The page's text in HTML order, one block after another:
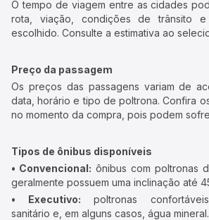
O tempo de viagem entre as cidades
rota, viação, condições de trânsito
escolhido. Consulte a estimativa ao
Preço da passagem
Os preços das passagens variam de
data, horário e tipo de poltrona. Confira
no momento da compra, pois podem
Tipos de ônibus disponíveis
• Convencional: ônibus com poltronas
geralmente possuem uma inclinação até
• Executivo: poltronas
sanitário e, em alguns casos, água mineral.